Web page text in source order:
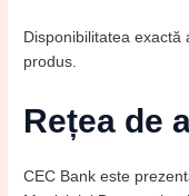
Disponibilitatea
produs.
Rețea de
CEC Bank este